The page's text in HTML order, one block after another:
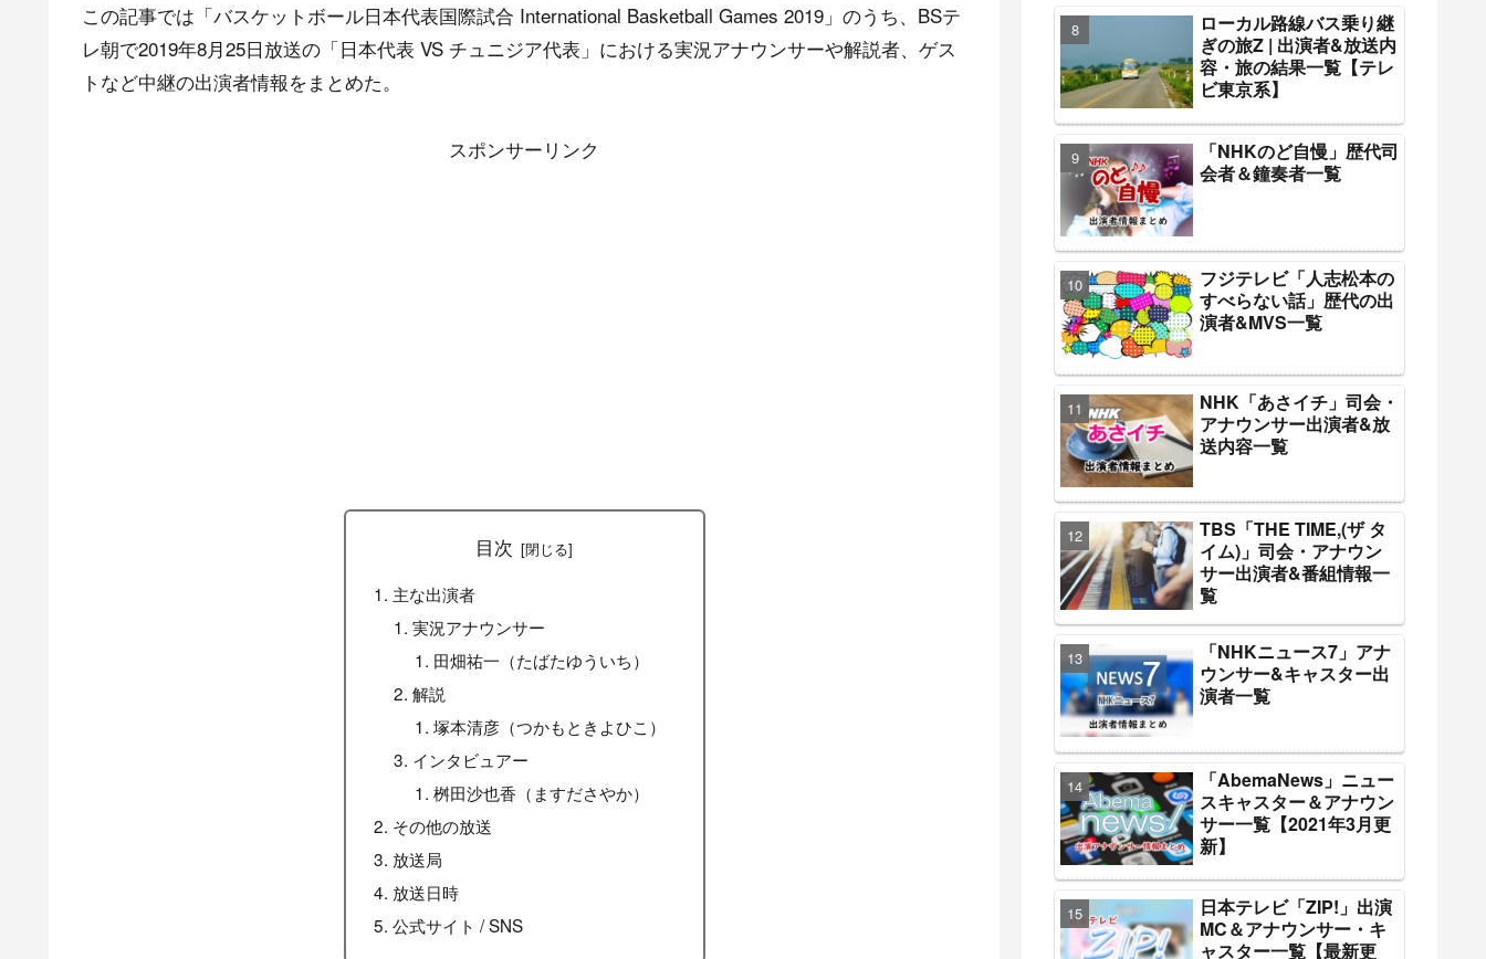
この記事では「バスケットボール日本代表国際試合 International Basketball Games 2019」のうち、BSテ
レ朝で2019年8月25日放送の「日本代表 VS チュニジア代表」における実況アナウンサーや解説者、ゲス
トなど中継の出演者情報をまとめた。
スポンサーリンク
目次
主な出演者
実況アナウンサー
田畑祐一（たばたゆういち）
解説
塚本清彦（つかもときよひこ）
インタビュアー
桝田沙也香（ますださやか）
その他の放送
放送局
放送日時
公式サイト / SNS
ローカル路線バス乗り継
ぎの旅Z | 出演者&放送内
容・旅の結果一覧【テレ
ビ東京系】
「NHKのど自慢」歴代司
会者＆鐘奏者一覧
フジテレビ「人志松本の
すべらない話」歴代の出
演者&MVS一覧
NHK「あさイチ」司会・
アナウンサー出演者&放
送内容一覧
TBS「THE TIME,(ザ タ
イム)」司会・アナウン
サー出演者&番組情報一
覧
「NHKニュース7」アナ
ウンサー&キャスター出
演者一覧
「AbemaNews」ニュー
スキャスター＆アナウン
サー一覧【2021年3月更
新】
日本テレビ「ZIP!」出演
MC＆アナウンサー・キ
ャスター一覧【最新更